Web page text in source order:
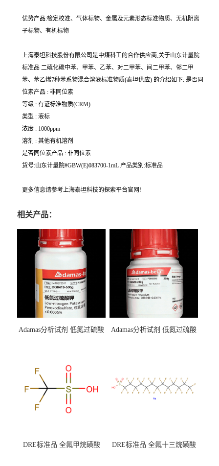
优势产品:检定校准、气体标物、金属及元素形态标准物质、无机阴离
子标物、有机标物
上海泰坦科技股份有限公司是中煤科工的合作供应商,关于山东计量院
标准品 二硫化碳中苯、甲苯、乙苯、对二甲苯、间二甲苯、邻二甲
苯、苯乙烯7种苯系物混合溶液标准物质(泰坦供应) 的介绍如下: 是否同
位素产品 : 非同位素
等级 : 有证标准物质(CRM)
类型 : 液标
浓度 : 1000ppm
溶剂 : 其他有机溶剂
是否同位素产品 : 非同位素
货号:山东计量院#GBW(E)083700-1mL 产品类别:标准品
更多信息请参考上海泰坦科技的探索平台官网!
相关产品：
Adamas分析试剂 低氮过硫酸
（泰坦现货供应）
Adamas分析试剂 低氮过硫酸
DRE标准品 全氟甲烷磺酸
DRE标准品 全氟十三烷磺酸